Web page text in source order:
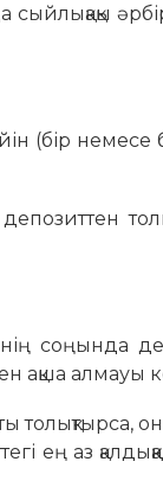
(бір немесе
соңында
ақша алмауы
толықтырса,
ең аз қалдыққа